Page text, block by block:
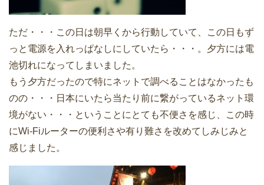
ただ・・・この日は朝早くから行動していて、この日もず
っと電源を入れっぱなしにしていたら・・・。夕方には電
池切れになってしまいました。
もう夕方だったので特にネットで調べることはなかったも
のの・・・日本にいたら当たり前に繋がっているネット環
境がない・・・ということにとても不便さを感じ、この時
にWi-Fiルーターの便利さや有り難さを改めてしみじみと
感じました。